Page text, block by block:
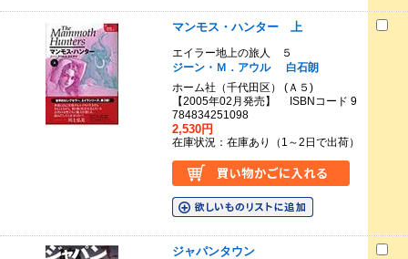
マンモス・ハンター 上
エイラー地上の旅人 ５
ジーン・Ｍ．アウル
白石朗
ホーム社（千代田区） (Ａ５)
【2005年02月発売】 ISBNコード 9
784834251098
2,530円
在庫状況：在庫あり（1～2日で出荷）
ジャパンタウン